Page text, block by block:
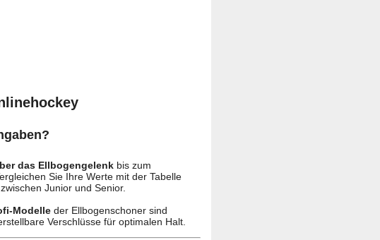
das Ellbogengelenk bis zum
Sie Ihre Werte mit der Tabelle
Junior und Senior.
Modelle der Ellbogenschoner sind
Verschlüsse für optimalen Halt.